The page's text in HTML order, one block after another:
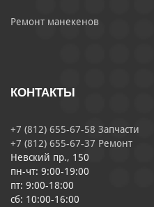
Ремонт манекенов
КОНТАКТЫ
+7 (812) 655-67-58 Запчасти
+7 (812) 655-67-37 Ремонт
Невский пр., 150
пн-чт: 9:00-19:00
пт: 9:00-18:00
сб: 10:00-16:00